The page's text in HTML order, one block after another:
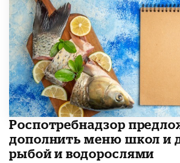
Роспотребнадзор
дополнить меню школ и
рыбой и водорослями